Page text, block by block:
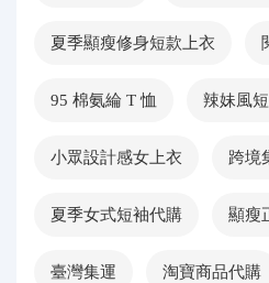
夏季顯瘦修身短款上衣
95 棉氨綸 T 恤 辣妹風
小眾設計感女上衣 跨境
夏季女式短袖代購 顯瘦
臺灣集運 淘寶商品代購